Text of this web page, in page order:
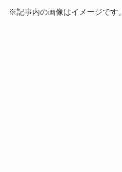
※記事内の画像はイメージです。